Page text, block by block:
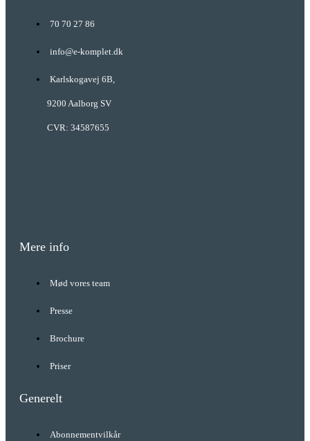
70 70 27 86
info@e-komplet.dk
Karlskogavej 6B,
9200 Aalborg SV
CVR: 34587655
Mere info
Mød vores team
Presse
Brochure
Priser
Generelt
Abonnementvilkår